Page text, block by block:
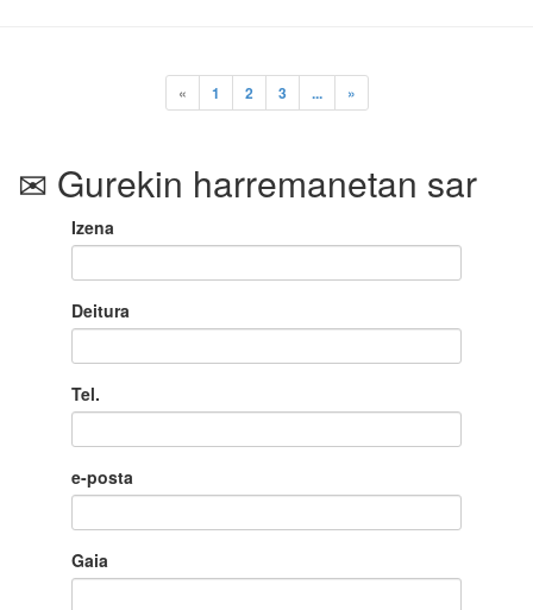
« 1 2 3 ... »
Gurekin harremanetan sar
Izena
Deitura
Tel.
e-posta
Gaia